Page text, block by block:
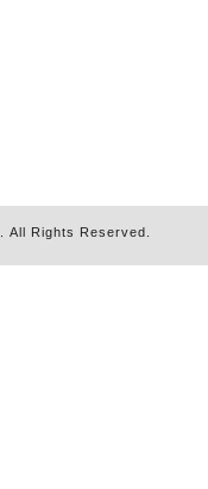
. All Rights Reserved.